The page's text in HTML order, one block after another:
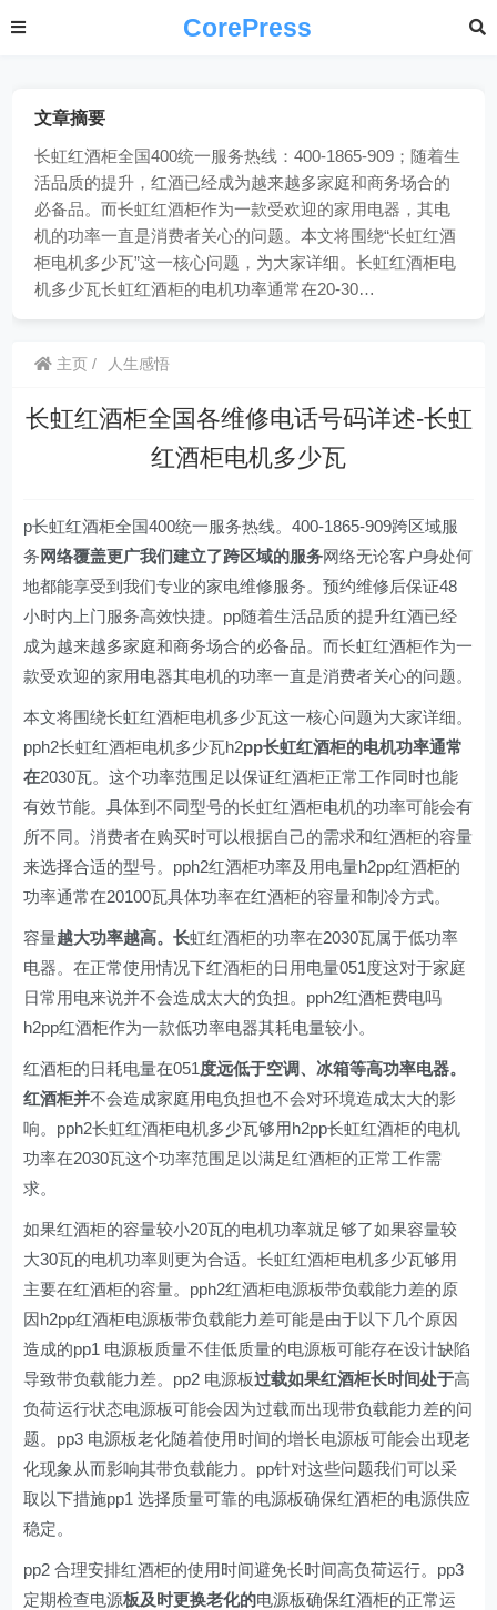
CorePress
文章摘要
长虹红酒柜全国400统一服务热线：400-1865-909；随着生
活品质的提升，红酒已经成为越来越多家庭和商务场合的
必备品。而长虹红酒柜作为一款受欢迎的家用电器，其电
机的功率一直是消费者关心的问题。本文将围绕“长虹红酒
柜电机多少瓦”这一核心问题，为大家详细。长虹红酒柜电
机多少瓦长虹红酒柜的电机功率通常在20-30…
主页 人生感悟
长虹红酒柜全国各维修电话号码详述-长虹
红酒柜电机多少瓦
p长虹红酒柜全国400统一服务热线。400-1865-909跨区域服
务 网络覆盖更广我们建立了跨区域的服务网络无论客户身处何
地都能享受到我们专业的家电维修服务。预约维修后保证48
小时内上门服务高效快捷。pp随着生活品质的提升红酒已经
成为越来越多家庭和商务场合的必备品。而长虹红酒柜作为一
款受欢迎的家用电器其电机的功率一直是消费者关心的问题。
本文将围绕长虹红酒柜电机多少瓦这一核心问题为大家详细。
pph2长虹红酒柜电机多少瓦h2pp长虹红酒柜的电机功率通常
在2030瓦。这个功率范围足以保证红酒柜正常工作同时也能
有效节能。具体到不同型号的长虹红酒柜电机的功率可能会有
所不同。消费者在购买时可以根据自己的需求和红酒柜的容量
来选择合适的型号。pph2红酒柜功率及用电量h2pp红酒柜的
功率通常在20100瓦具体功率在红酒柜的容量和制冷方式。
容量越大功率越高。长虹红酒柜的功率在2030瓦属于低功率
电器。在正常使用情况下红酒柜的日用电量051度这对于家庭
日常用电来说并不会造成太大的负担。pph2红酒柜费电吗
h2pp红酒柜作为一款低功率电器其耗电量较小。
红酒柜的日耗电量在051 度远低于空调、冰箱等高功率电器。
红酒柜并不会造成家庭用电负担也不会对环境造成太大的影
响。pph2长虹红酒柜电机多少瓦够用h2pp长虹红酒柜的电机
功率在2030瓦这个功率范围足以满足红酒柜的正常工作需
求。
如果红酒柜的容量较小20瓦的电机功率就足够了如果容量较
大30瓦的电机功率则更为合适。长虹红酒柜电机多少瓦够用
主要在红酒柜的容量。pph2红酒柜电源板带负载能力差的原
因h2pp红酒柜电源板带负载能力差可能是由于以下几个原因
造成的pp1 电源板质量不佳低质量的电源板可能存在设计缺陷
导致带负载能力差。pp2 电源板过载如果红酒柜长时间处于高
负荷运行状态电源板可能会因为过载而出现带负载能力差的问
题。pp3 电源板老化随着使用时间的增长电源板可能会出现老
化现象从而影响其带负载能力。pp针对这些问题我们可以采
取以下措施pp1 选择质量可靠的电源板确保红酒柜的电源供应
稳定。
pp2 合理安排红酒柜的使用时间避免长时间高负荷运行。pp3
定期检查电源板及时更换老化的电源板确保红酒柜的正常运